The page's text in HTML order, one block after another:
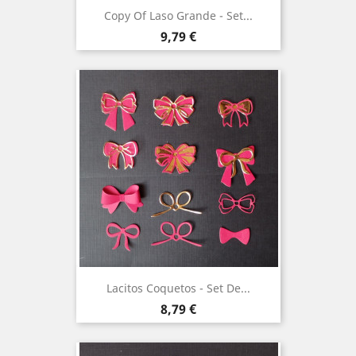
Copy Of Laso Grande - Set...
Precio
9,79 €
Lacitos Coquetos - Set De...
Precio
8,79 €